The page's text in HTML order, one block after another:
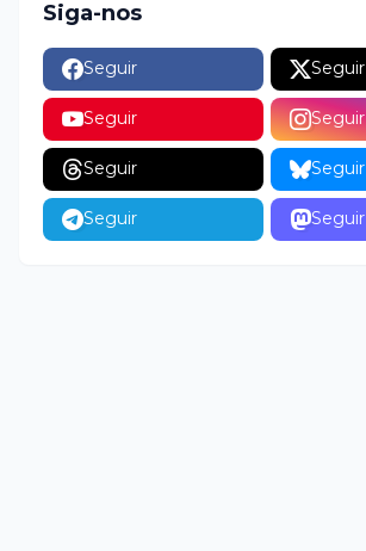
Siga-nos
Seguir Seguir
Seguir Seguir
Seguir Seguir
Seguir Seguir